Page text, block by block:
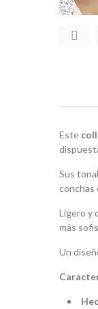
Este
Sus
conchas
Ligero y
más
Un